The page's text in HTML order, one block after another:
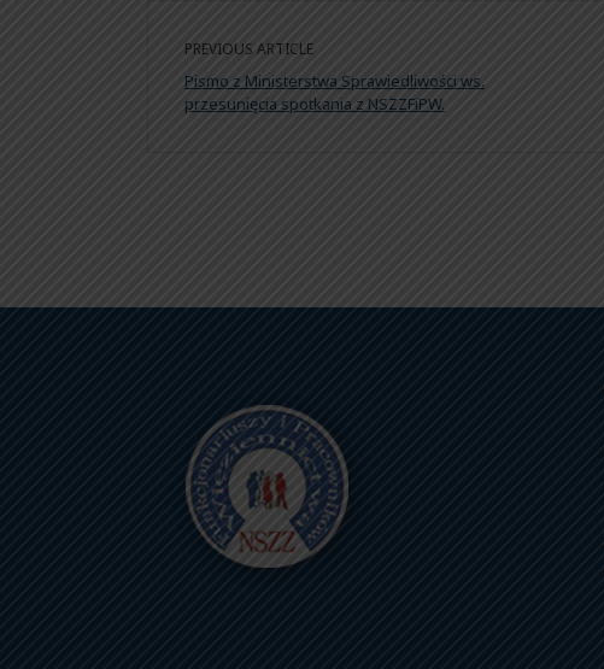
PREVIOUS ARTICLE
Pismo z Ministerstwa Sprawiedliwości ws.
przesunięcia spotkania z NSZZFiPW.